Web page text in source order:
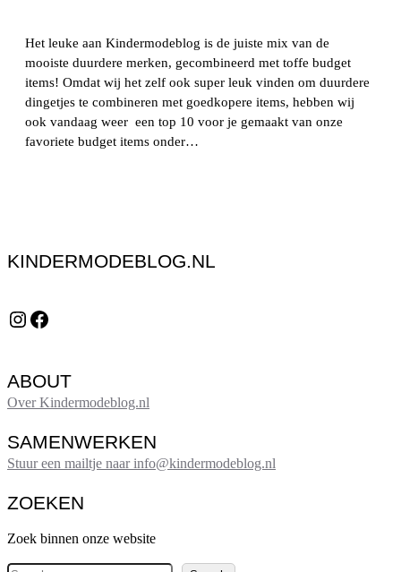
Het leuke aan Kindermodeblog is de juiste mix van de
mooiste duurdere merken, gecombineerd met toffe budget
items! Omdat wij het zelf ook super leuk vinden om duurdere
dingetjes te combineren met goedkopere items, hebben wij
ook vandaag weer een top 10 voor je gemaakt van onze
favoriete budget items onder…
KINDERMODEBLOG.NL
Instagram Facebook
ABOUT
Over Kindermodeblog.nl
SAMENWERKEN
Stuur een mailtje naar info@kindermodeblog.nl
ZOEKEN
Zoek binnen onze website